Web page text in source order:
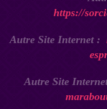
https://
Autre Site Internet :
Autre Site